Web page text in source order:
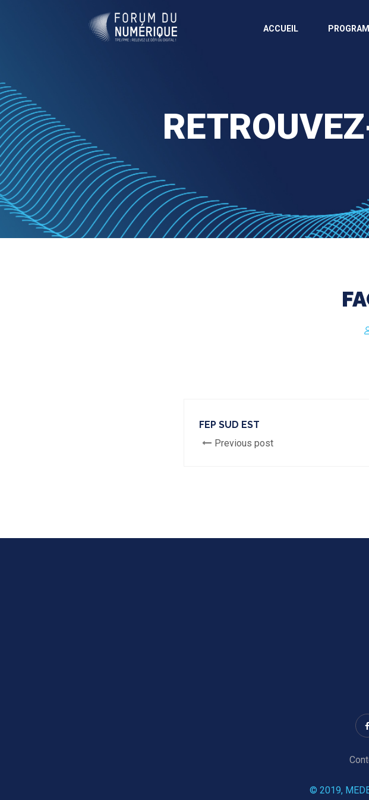
ACCUEIL
FEP SUD EST
Previous post
© 2019,